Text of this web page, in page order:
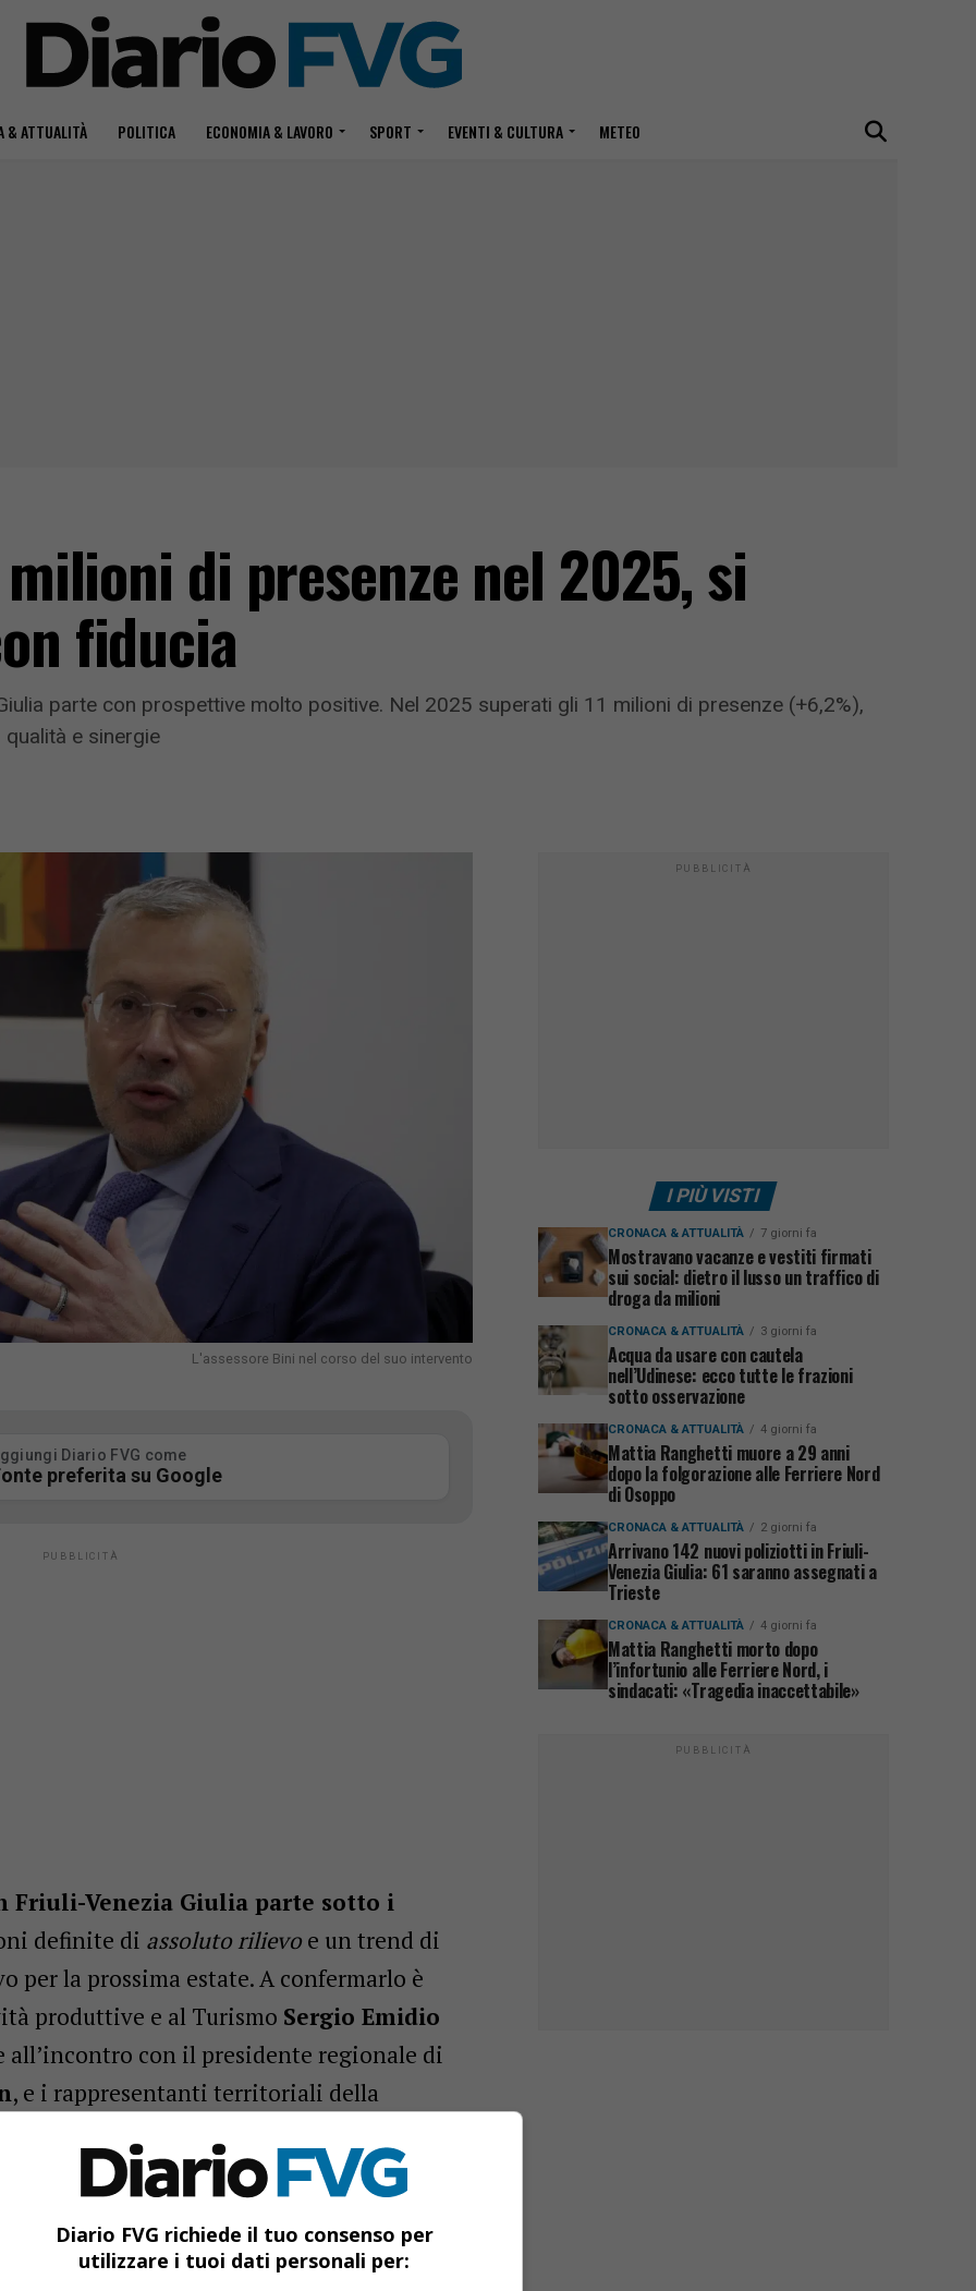
& ATTUALITÀ POLITICA ECONOMIA & LAVORO SPORT EVENTI & CULTURA METEO
di presenze nel 2025, si
fiducia
parte con prospettive molto positive. Nel 2025 superati gli 11 milioni di presenze (+6,2%),
e sinergie
L'assessore Bini nel corso del suo intervento
Diario FVG come
preferita su Google
Friuli-Venezia Giulia parte sotto i
definite di assoluto rilievo e un trend di
la prossima estate. A confermarlo è
produttive e al Turismo Sergio Emidio
con il presidente regionale di
, e i rappresentanti territoriali della
di lavoro nel turismo per l’estate 2026
PUBBLICITÀ
I PIÙ VISTI
CRONACA & ATTUALITÀ 7 giorni fa
Mostravano vacanze e vestiti firmati
sui social: dietro il lusso un traffico di
droga da milioni
CRONACA & ATTUALITÀ 3 giorni fa
Acqua da usare con cautela
nell’Udinese: ecco tutte le frazioni
sotto osservazione
CRONACA & ATTUALITÀ 4 giorni fa
Mattia Ranghetti muore a 29 anni
dopo la folgorazione alle Ferriere Nord
di Osoppo
CRONACA & ATTUALITÀ 2 giorni fa
Arrivano 142 nuovi poliziotti in Friuli-
Venezia Giulia: 61 saranno assegnati a
Trieste
CRONACA & ATTUALITÀ 4 giorni fa
Mattia Ranghetti morto dopo
l’infortunio alle Ferriere Nord, i
sindacati: «Tragedia inaccettabile»
PUBBLICITÀ
Diario FVG richiede il tuo consenso per
utilizzare i tuoi dati personali per: